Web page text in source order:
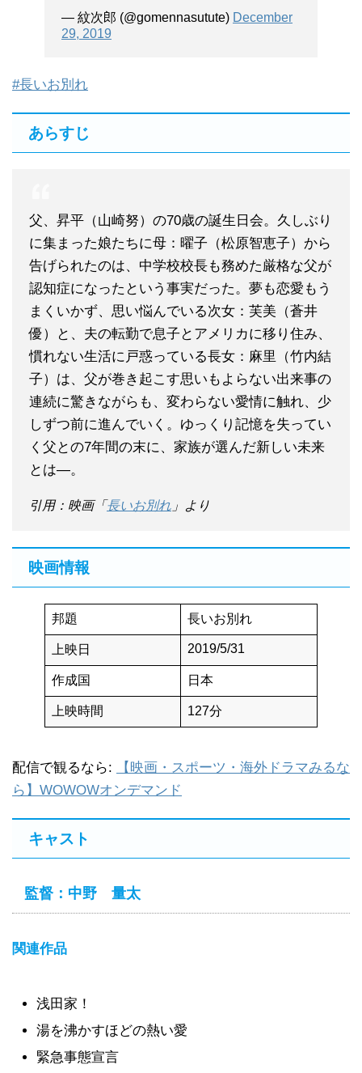
— 紋次郎 (@gomennasutute) December
29, 2019
#長いお別れ
あらすじ
父、昇平（山崎努）の70歳の誕生日会。久しぶり
に集まった娘たちに母：曜子（松原智恵子）から
告げられたのは、中学校校長も務めた厳格な父が
認知症になったという事実だった。夢も恋愛もう
まくいかず、思い悩んでいる次女：芙美（蒼井
優）と、夫の転勤で息子とアメリカに移り住み、
慣れない生活に戸惑っている長女：麻里（竹内結
子）は、父が巻き起こす思いもよらない出来事の
連続に驚きながらも、変わらない愛情に触れ、少
しずつ前に進んでいく。ゆっくり記憶を失ってい
く父との7年間の末に、家族が選んだ新しい未来
とは―。
引用：映画「 長いお別れ 」より
映画情報
邦題 長いお別れ
上映日 2019/5/31
作成国 日本
上映時間 127分
配信で観るなら:
【映画・スポーツ・海外ドラマみるな
ら】WOWOWオンデマンド
キャスト
監督：中野 量太
関連作品
浅田家！
湯を沸かすほどの熱い愛
緊急事態宣言